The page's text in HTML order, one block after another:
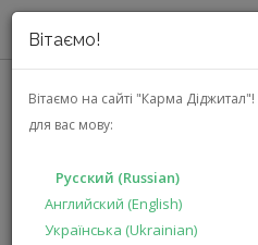
Вітаємо!
Вітаємо на сайті "Карма Діджитал"!
для вас мову:
Русский (Russian)
Английский (English)
Українська (Ukrainian)
О НАС
АКЦИИ
РЕШЕНИЯ
ПРОИЗВОДИТЕЛЯМ
ГЛАВНАЯ КОНТАКТЫ